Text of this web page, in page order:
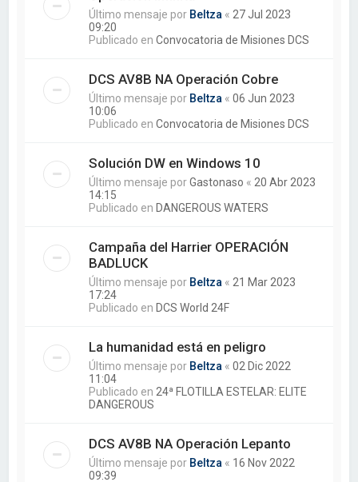
Último mensaje por Beltza « 27 Jul 2023
09:20
Publicado enConvocatoria de Misiones DCS
DCS AV8B NA Operación Cobre
Último mensaje por Beltza «06 Jun 2023
10:06
Publicado enConvocatoria de Misiones DCS
Solución DW en Windows 10
Último mensaje porGastonaso « 20 Abr 2023
14:15
Publicado en DANGEROUS WATERS
Campaña del Harrier OPERACIÓN
BADLUCK
Último mensaje por Beltza « 21 Mar 2023
17:24
Publicado en DCS World 24F
La humanidad está en peligro
Último mensaje por Beltza «02 Dic 2022
11:04
Publicado en 24ª FLOTILLA ESTELAR: ELITE
DANGEROUS
DCS AV8B NA Operación Lepanto
Último mensaje por Beltza « 16 Nov 2022
09:39